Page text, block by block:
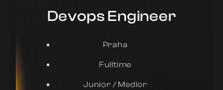
Devops Engineer
Praha
Fulltime
Junior / Medior